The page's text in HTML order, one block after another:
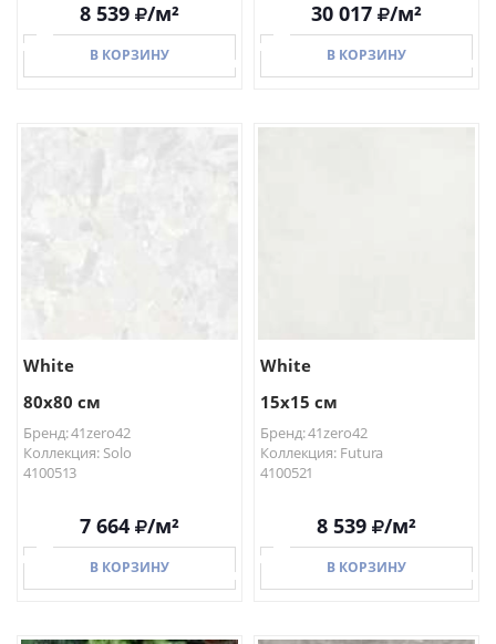
8 539 /м²
В КОРЗИНУ
30 017 /м²
В КОРЗИНУ
White
80x80 см
Бренд: 41zero42
Коллекция: Solo
4100513
7 664 /м²
В КОРЗИНУ
White
15x15 см
Бренд: 41zero42
Коллекция: Futura
4100521
8 539 /м²
В КОРЗИНУ